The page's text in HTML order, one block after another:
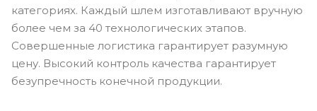
категориях. Каждый шлем изготавливают вручную
более чем за 40 технологических этапов.
Совершенные логистика гарантирует разумную
цену. Высокий контроль качества гарантирует
безупречность конечной продукции.